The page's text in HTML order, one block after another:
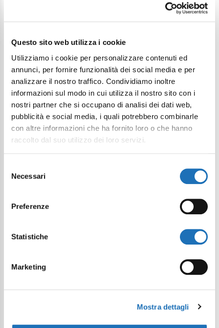
Questo sito web utilizza i cookie
Utilizziamo i cookie per personalizzare contenuti ed
annunci, per fornire funzionalità dei social media e per
analizzare il nostro traffico. Condividiamo inoltre
informazioni sul modo in cui utilizza il nostro sito con i
nostri partner che si occupano di analisi dei dati web,
pubblicità e social media, i quali potrebbero combinarle
con altre informazioni che ha fornito loro o che hanno
raccolto dal suo utilizzo dei loro servizi.
delNecessari
Preferenze
Statistiche
Marketing
Mostra dettagli